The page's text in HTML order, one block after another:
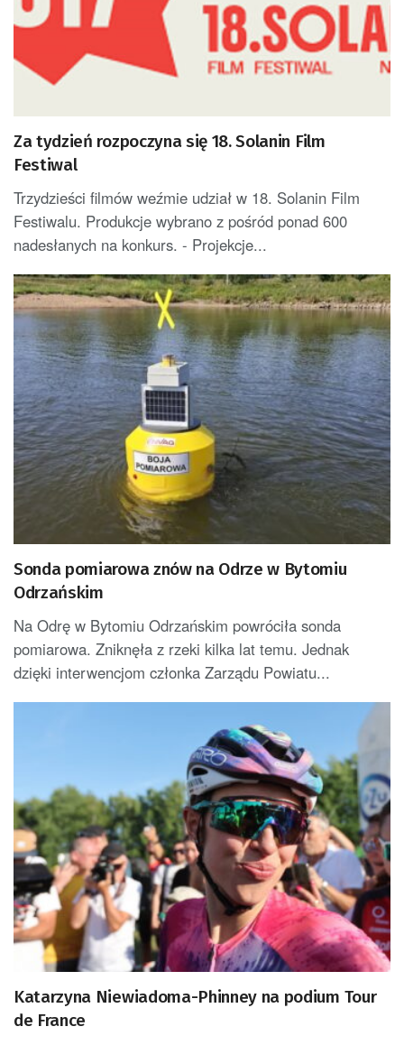
Za tydzień rozpoczyna się 18. Solanin Film
Festiwal
Trzydzieści filmów weźmie udział w 18. Solanin Film
Festiwalu. Produkcje wybrano z pośród ponad 600
nadesłanych na konkurs. - Projekcje...
Sonda pomiarowa znów na Odrze w Bytomiu
Odrzańskim
Na Odrę w Bytomiu Odrzańskim powróciła sonda
pomiarowa. Zniknęła z rzeki kilka lat temu. Jednak
dzięki interwencjom członka Zarządu Powiatu...
Katarzyna Niewiadoma-Phinney na podium Tour
de France